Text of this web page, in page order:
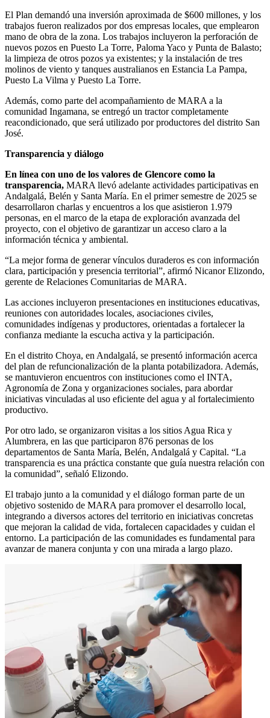
El Plan demandó una inversión aproximada de $600 millones, y los
trabajos fueron realizados por dos empresas locales, que emplearon
mano de obra de la zona. Los trabajos incluyeron la perforación de
nuevos pozos en Puesto La Torre, Paloma Yaco y Punta de Balasto;
la limpieza de otros pozos ya existentes; y la instalación de tres
molinos de viento y tanques australianos en Estancia La Pampa,
Puesto La Vilma y Puesto La Torre.
Además, como parte del acompañamiento de MARA a la
comunidad Ingamana, se entregó un tractor completamente
reacondicionado, que será utilizado por productores del distrito San
José.
Transparencia y diálogo
En línea con uno de los valores de Glencore como la
transparencia, MARA llevó adelante actividades participativas en
Andalgalá, Belén y Santa María. En el primer semestre de 2025 se
desarrollaron charlas y encuentros a los que asistieron 1.979
personas, en el marco de la etapa de exploración avanzada del
proyecto, con el objetivo de garantizar un acceso claro a la
información técnica y ambiental.
“La mejor forma de generar vínculos duraderos es con información
clara, participación y presencia territorial”, afirmó Nicanor Elizondo,
gerente de Relaciones Comunitarias de MARA.
Las acciones incluyeron presentaciones en instituciones educativas,
reuniones con autoridades locales, asociaciones civiles,
comunidades indígenas y productores, orientadas a fortalecer la
confianza mediante la escucha activa y la participación.
En el distrito Choya, en Andalgalá, se presentó información acerca
del plan de refuncionalización de la planta potabilizadora. Además,
se mantuvieron encuentros con instituciones como el INTA,
Agronomía de Zona y organizaciones sociales, para abordar
iniciativas vinculadas al uso eficiente del agua y al fortalecimiento
productivo.
Por otro lado, se organizaron visitas a los sitios Agua Rica y
Alumbrera, en las que participaron 876 personas de los
departamentos de Santa María, Belén, Andalgalá y Capital. “La
transparencia es una práctica constante que guía nuestra relación con
la comunidad”, señaló Elizondo.
El trabajo junto a la comunidad y el diálogo forman parte de un
objetivo sostenido de MARA para promover el desarrollo local,
integrando a diversos actores del territorio en iniciativas concretas
que mejoran la calidad de vida, fortalecen capacidades y cuidan el
entorno. La participación de las comunidades es fundamental para
avanzar de manera conjunta y con una mirada a largo plazo.